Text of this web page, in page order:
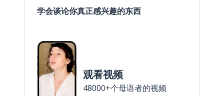
学会谈论你真正感兴趣的东西
观看视频
48000+个母语者的视频